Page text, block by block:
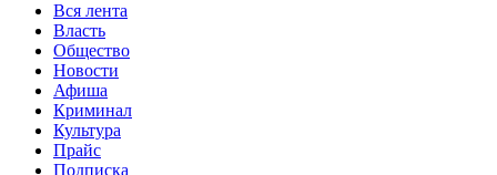
Вся лента
Власть
Общество
Новости
Афиша
Криминал
Культура
Прайс
Подписка